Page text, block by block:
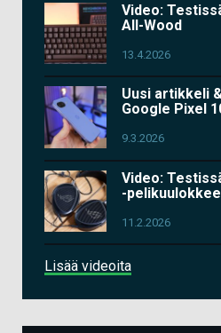
Video:
All-Wood
13.4.2026
Uusi artikkeli
Google Pixel
9.3.2026
Video:
-
11.2.2026
Lisää videoita